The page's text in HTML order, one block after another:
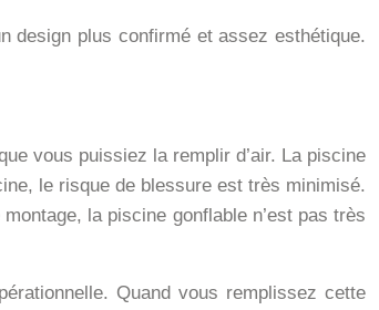
design plus confirmé et assez esthétique.
vous puissiez la remplir d’air. La piscine
le risque de blessure est très minimisé.
la piscine gonflable n’est pas très
Quand vous remplissez cette